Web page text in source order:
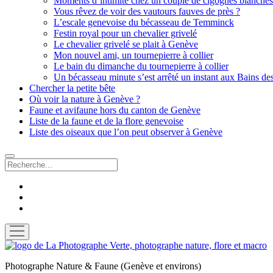
Vous rêvez de voir des vautours fauves de près ?
L’escale genevoise du bécasseau de Temminck
Festin royal pour un chevalier grivelé
Le chevalier grivelé se plait à Genève
Mon nouvel ami, un tournepierre à collier
Le bain du dimanche du tournepierre à collier
Un bécasseau minute s’est arrêté un instant aux Bains
Chercher la petite bête
Où voir la nature à Genève ?
Faune et avifaune hors du canton de Genève
Liste de la faune et de la flore genevoise
Liste des oiseaux que l’on peut observer à Genève
Recherche
ouvrir
menu
La
Verte
Photographe Nature & Faune (Genève et environs)